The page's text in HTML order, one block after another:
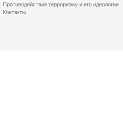
Противодействие терроризму и его идеологии
Контакты